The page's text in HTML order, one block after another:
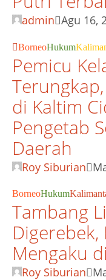
admin Agu 16,
BorneoHukum
Pemicu
di Kaltim
Pengetab
Daerah
Roy Siburian
BorneoHukum
Tambang
Mengaku
Roy Siburian